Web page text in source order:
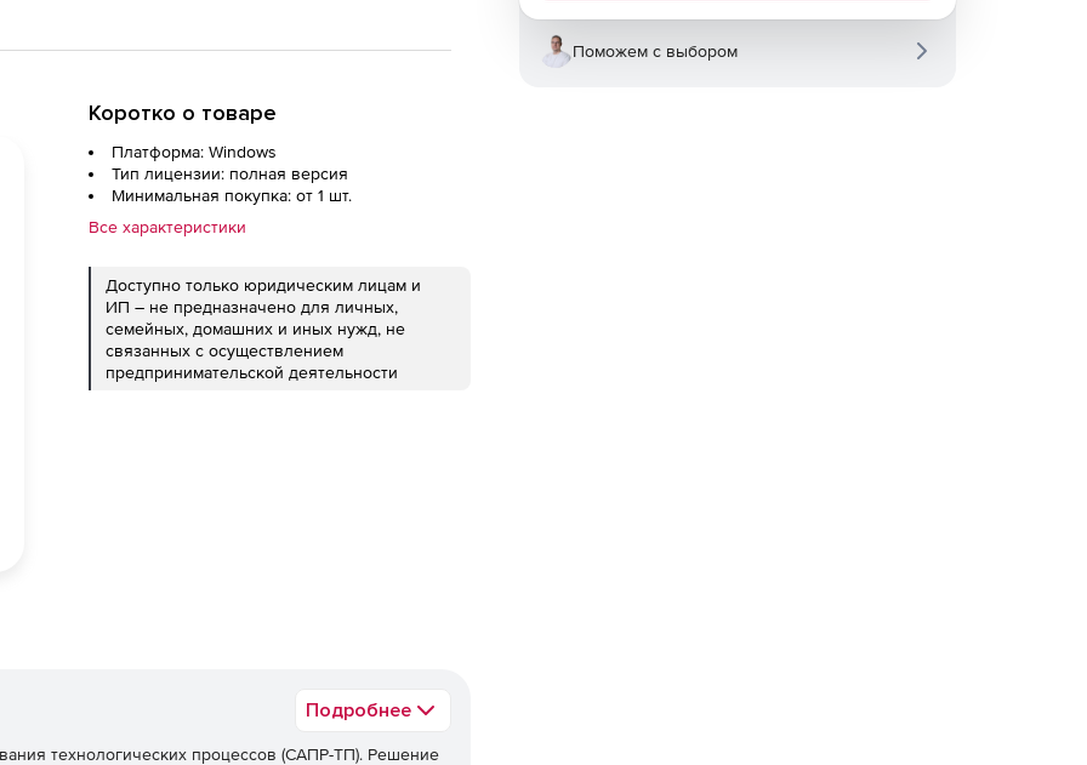
Коротко о товаре
Платформа: Windows
Тип лицензии: полная версия
Минимальная покупка: от 1 шт.
Все характеристики
Доступно только юридическим лицам и
ИП – не предназначено для личных,
семейных, домашних и иных нужд, не
связанных с осуществлением
предпринимательской деятельности
Подробнее
технологических процессов (САПР-ТП). Решение
Поможем с выбором